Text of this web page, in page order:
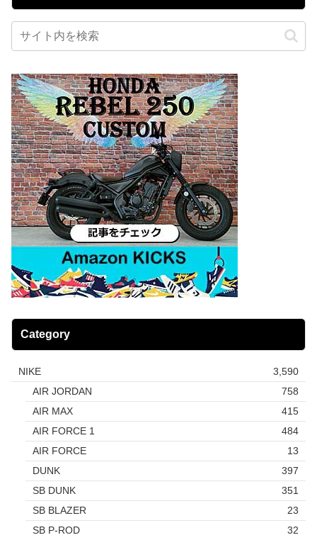
Category
NIKE
3,590
AIR JORDAN
758
AIR MAX
415
AIR FORCE 1
484
AIR FORCE
13
DUNK
397
SB DUNK
351
SB BLAZER
23
SB P-ROD
32